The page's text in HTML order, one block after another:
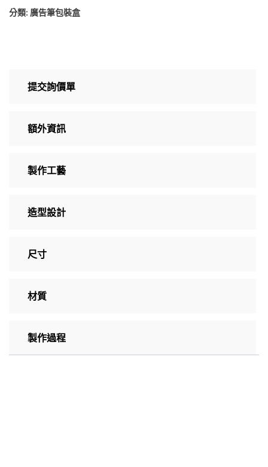
分類: 廣告筆包裝盒
提交詢價單
額外資訊
製作工藝
造型設計
尺寸
材質
製作過程